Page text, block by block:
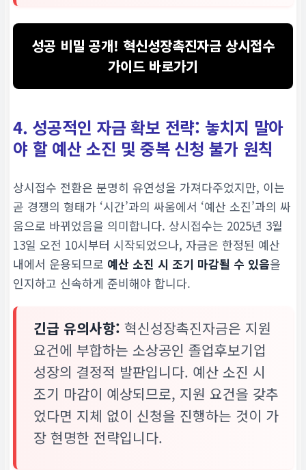
성공 비밀 공개! 혁신성장촉진자금 상시접수
가이드 바로가기
4. 성공적인 자금 확보 전략: 놓치지 말아
야 할 예산 소진 및 중복 신청 불가 원칙
상시접수 전환은 분명히 유연성을 가져다주었지만, 이는
곧 경쟁의 형태가 ‘시간’과의 싸움에서 ‘예산 소진’과의 싸
움으로 바뀌었음을 의미합니다. 상시접수는 2025년 3월
13일 오전 10시부터 시작되었으나, 자금은 한정된 예산
내에서 운용되므로 예산 소진 시 조기 마감될 수 있음을
인지하고 신속하게 준비해야 합니다.
긴급 유의사항: 혁신성장촉진자금은 지원
요건에 부합하는 소상공인 졸업후보기업
성장의 결정적 발판입니다. 예산 소진 시
조기 마감이 예상되므로, 지원 요건을 갖추
었다면 지체 없이 신청을 진행하는 것이 가
장 현명한 전략입니다.